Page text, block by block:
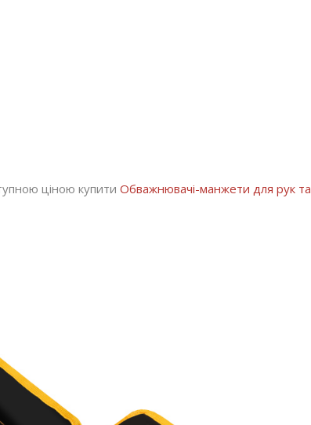
ціною купити Обважнювачі-манжети для рук та